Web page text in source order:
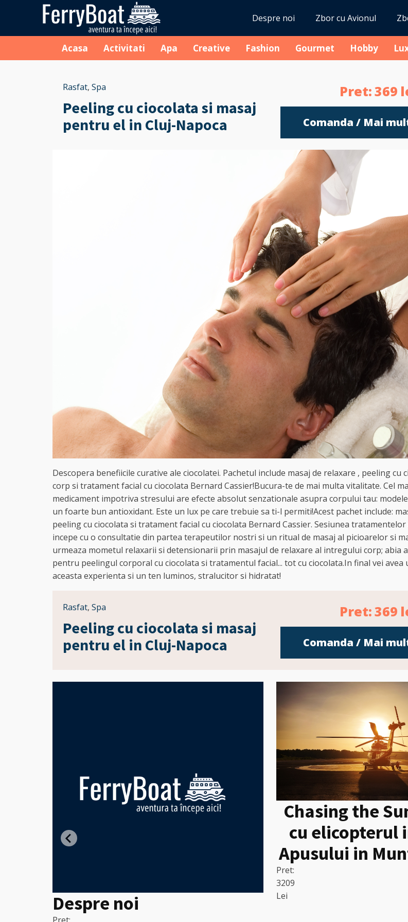
Despre noi Zbor cu Avionul
Acasa Activitati Apa Creative Fashion Gourmet Hobby
Rasfat, Spa
Peeling cu ciocolata si masaj
pentru el in Cluj-Napoca
Pret:369
Comanda / Mai
Descopera benefiicile curative ale ciocolatei. Pachetul include masaj de relaxare , peeling cu
corp si tratament facial cu ciocolata Bernard Cassier!Bucura-te de mai multa vitalitate. Cel
medicament impotriva stresului are efecte absolut senzationale asupra corpului tau:
un foarte bun antioxidant. Este un lux pe care trebuie sa ti-l permiti!Acest pachet include:
peeling cu ciocolata si tratament facial cu ciocolata Bernard Cassier. Sesiunea tratamentelor
incepe cu o consultatie din partea terapeutilor nostri si un ritual de masaj al picioarelor si
urmeaza mometul relaxarii si detensionarii prin masajul de relaxare al intregului corp; abia
pentru peelingul corporal cu ciocolata si tratamentul facial... tot cu ciocolata.In final vei avea
aceasta experienta si un ten luminos, stralucitor si hidratat!
Rasfat, Spa
Peeling cu ciocolata si masaj
pentru el in Cluj-Napoca
Pret:369
Comanda / Mai
Despre noi
Chasing the
cu elicopterul
Apusului in
Pret:
3209
Lei